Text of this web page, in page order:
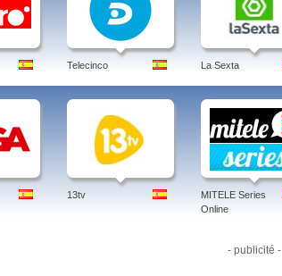
Telecinco La Sexta
13tv
MITELE Series
Online
- publicité -